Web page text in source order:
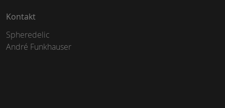
Kontakt
Spheredelic
André Funkhauser